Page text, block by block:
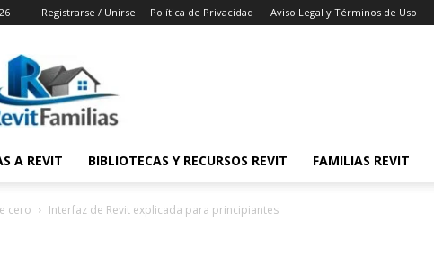
Registrarse / Unirse Política de Privacidad Aviso Legal y Términos de Uso
A REVIT BIBLIOTECAS Y RECURSOS REVIT FAMILIAS REVIT
cero Interfaz de Revit explicada para principiantes